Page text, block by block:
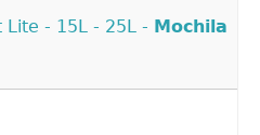
Lite - 15L - 25L - Mochila